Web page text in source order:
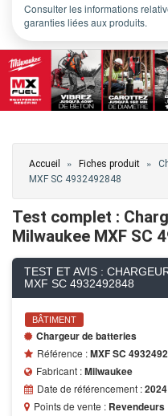
Consulter les informations
garanties liées aux produits.
Vous êtes ici
Accueil » Fiches produit »
MXF SC 4932492848
Test complet :
Milwaukee MXF SC
TEST ET AVIS :
MXF SC 4932492848
BÂTIMENT
Chargeur de batteries
Référence :MXF SC
Fabricant :Milwaukee
Date de référencement :2024
Points de vente : Revendeurs